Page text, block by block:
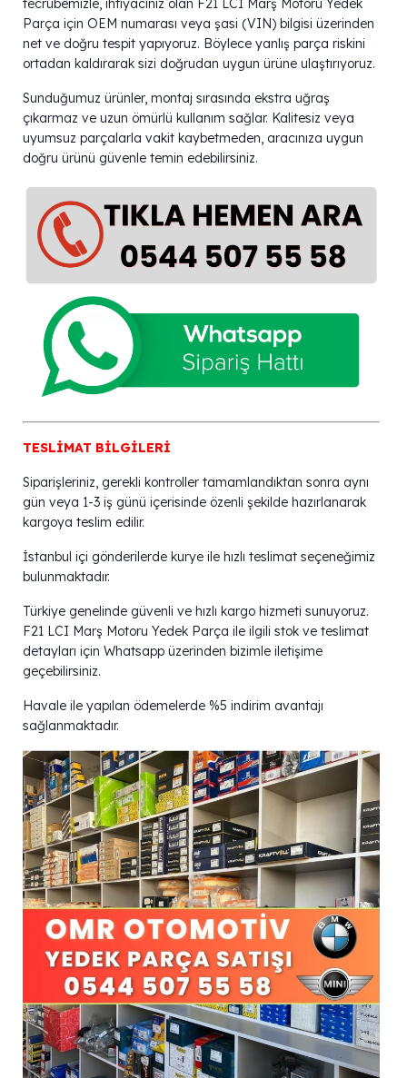
tecrübemizle, ihtiyacınız olan F21 LCI Marş Motoru Yedek
Parça için OEM numarası veya şasi (VIN) bilgisi üzerinden
net ve doğru tespit yapıyoruz. Böylece yanlış parça riskini
ortadan kaldırarak sizi doğrudan uygun ürüne ulaştırıyoruz.
Sunduğumuz ürünler, montaj sırasında ekstra uğraş
çıkarmaz ve uzun ömürlü kullanım sağlar. Kalitesiz veya
uyumsuz parçalarla vakit kaybetmeden, aracınıza uygun
doğru ürünü güvenle temin edebilirsiniz.
TESLİMAT BİLGİLERİ
Siparişleriniz, gerekli kontroller tamamlandıktan sonra aynı
gün veya 1-3 iş günü içerisinde özenli şekilde hazırlanarak
kargoya teslim edilir.
İstanbul içi gönderilerde kurye ile hızlı teslimat seçeneğimiz
bulunmaktadır.
Türkiye genelinde güvenli ve hızlı kargo hizmeti sunuyoruz.
F21 LCI Marş Motoru Yedek Parça ile ilgili stok ve teslimat
detayları için Whatsapp üzerinden bizimle iletişime
geçebilirsiniz.
Havale ile yapılan ödemelerde %5 indirim avantajı
sağlanmaktadır.